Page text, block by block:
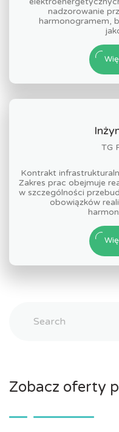
nadzorowanie
harmonogramem,
TG
Kontrakt
Zakres prac obejmuje
w szczególności
obowiązków
Zobacz oferty